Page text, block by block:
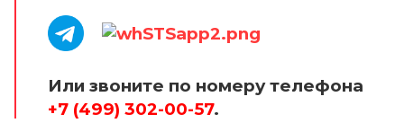
Или звоните по номеру телефона
+7 (499) 302-00-57.